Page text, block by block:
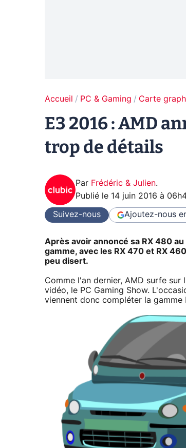
Accueil PC & Gaming Carte
E3 2016 : AMD
trop de détails
Par Frédéric & Julien.
Publié le 14 juin 2016 à
Suivez-nous Ajoutez-nous
Après avoir annoncé sa RX 480
gamme, avec les RX 470 et RX
peu disert.
Comme l'an dernier, AMD surfe
vidéo, le PC Gaming Show.
viennent donc compléter la gamme